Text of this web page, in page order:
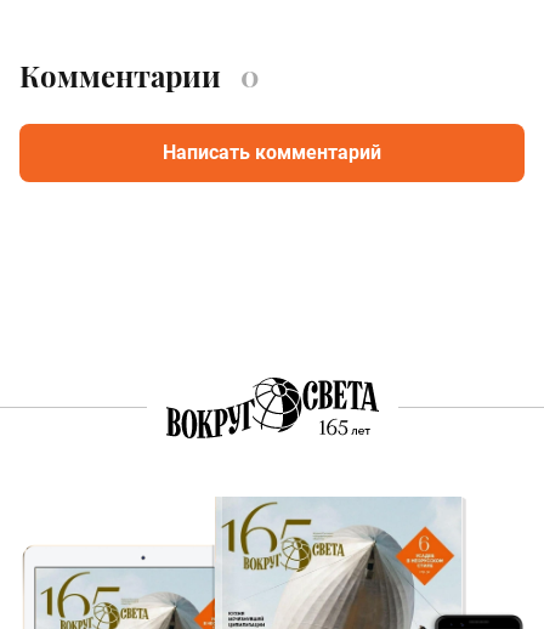
Комментарии 0
Написать комментарий